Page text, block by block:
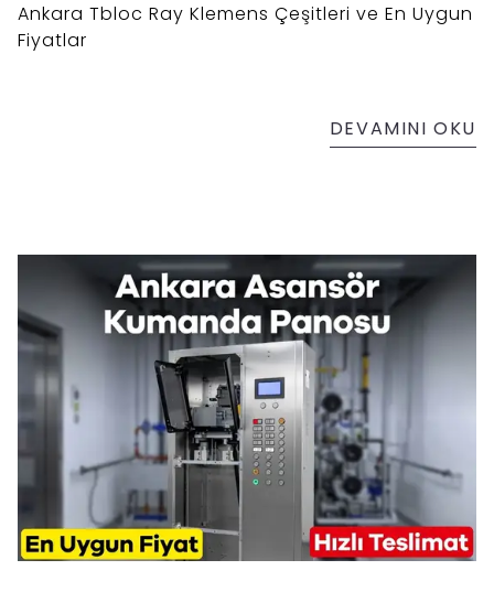
Ankara Tbloc Ray Klemens Çeşitleri ve En Uygun
Fiyatlar
DEVAMINI OKU